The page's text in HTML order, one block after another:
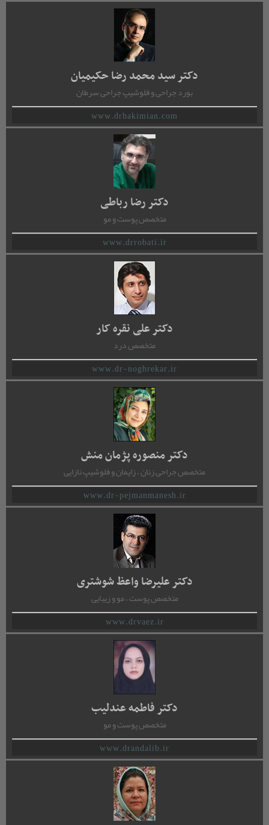
دکتر سید محمد رضا حکیمیان
بورد جراحی و فلوشیپ جراحی سرطان
www.drhakimian.com
دکتر رضا رباطی
متخصص پوست و مو
www.drrobati.ir
دکتر علی نقره کار
متخصص درد
www.dr-noghrekar.ir
دکتر منصوره پژمان منش
متخصص جراحی زنان ، زایمان و فلوشیپ نازایی
www.dr-pejmanmanesh.ir
دکتر علیرضا واعظ شوشتری
متخصص پوست ، مو و زیبایی
www.drvaez.ir
دکتر فاطمه عندلیب
متخصص پوست و مو
www.drandalib.ir